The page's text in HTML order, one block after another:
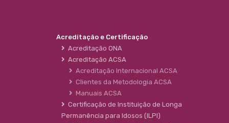
Acreditação e Certificação
Acreditação ONA
Acreditação ACSA
Acreditação Internacional ACSA
Clientes da Metodologia ACSA
Manuais ACSA
Certificação de Instituição de Longa
Permanência para Idosos (ILPI)